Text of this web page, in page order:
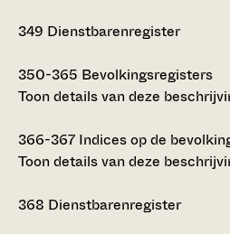
349 Dienstbarenregister
350-365 Bevolkingsregisters
Toon details van deze
366-367 Indices op de
Toon details van deze
368 Dienstbarenregister